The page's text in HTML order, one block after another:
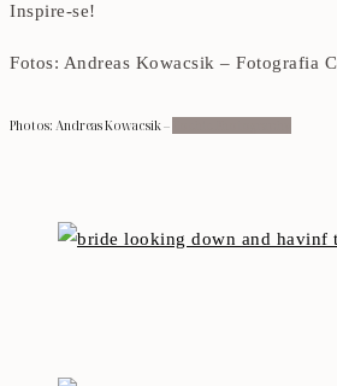
Inspire-se!
Fotos: Andreas Kowacsik – Fotografia
Photos: Andreas Kowacsik –